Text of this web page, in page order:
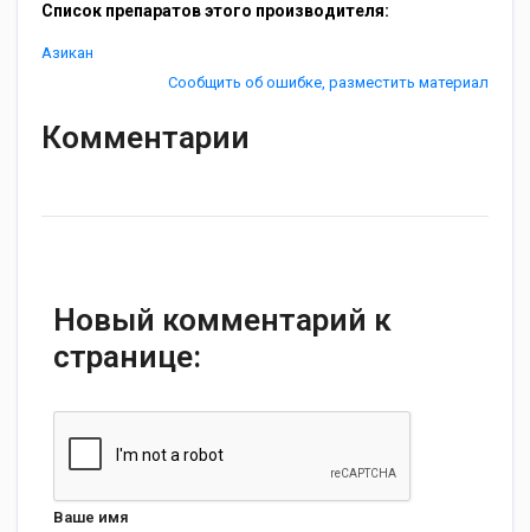
Список препаратов этого производителя:
Азикан
Сообщить об ошибке, разместить материал
Комментарии
Новый комментарий к
странице:
Ваше имя